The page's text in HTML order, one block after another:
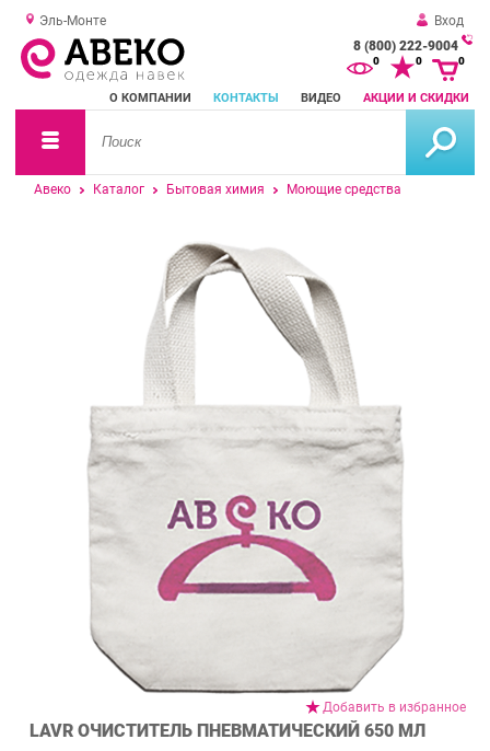
Эль-Монте
Вход
8 (800) 222-9004
О КОМПАНИИ КОНТАКТЫ ВИДЕО АКЦИИ И СКИДКИ
0 0 0
Авеко Каталог Бытовая химия Моющие средства
Добавить в избранное
LAVR ОЧИСТИТЕЛЬ ПНЕВМАТИЧЕСКИЙ 650 МЛ